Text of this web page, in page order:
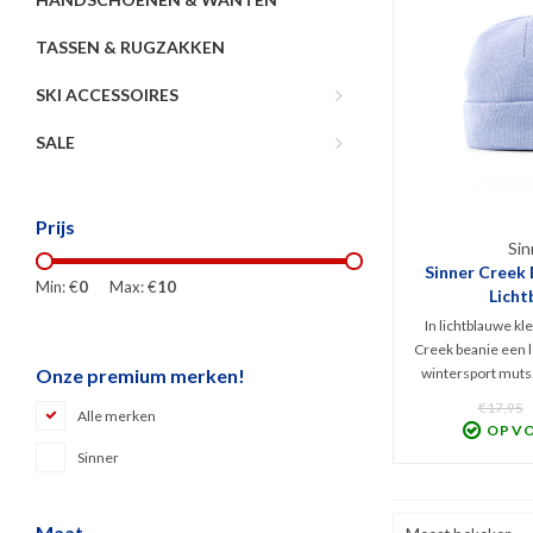
TASSEN & RUGZAKKEN
SKI ACCESSOIRES
SALE
Prijs
Min: €0 Max: €10
Onze premium merken!
Alle merken
Sinner
Sinner Creek
In lichtblauwe
Creek beanie een
wintersport
wind en kou
100% Acryl met
€17,95
OP